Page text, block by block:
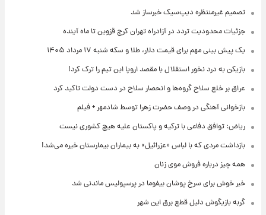
تصمیم غیرمنتظره دیپ‌سیک خبرساز شد
جزئیات محدودیت تردد در آزادراه تهران کرج قزوین تا ماه آینده
یک پیش ‌بینی مهم برای قیمت دلار، طلا و سکه شنبه ۱۷ مرداد ۱۴۰۵
بازیکن به درد نخور استقلال با مقصد اروپا این تیم را ترک کرد!
عراق بر خلع سلاح گروه‌ها و انحصار سلاح در دست دولت تاکید کرد
بازخوانی آهنگی در وصف حضرت زهرا توسط شادمهر + فیلم
ریاض: توافق دفاعی با ترکیه و پاکستان علیه هیچ کشوری نیست
بازداشت مردی که با لباس «عزرائیل» به بیماران بیمارستان خیره می‌شد!
همه چیز درباره فروش موی زنان
خبر خوش برای سرخ پوشان بیفوما در پرسپولیس ماندنی شد
گربه بازیگوش دلیل قطع برق این شهر